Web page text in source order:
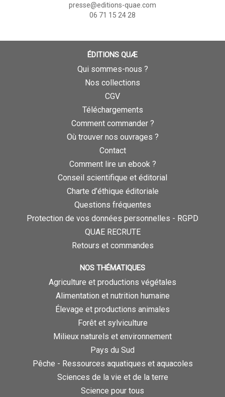
presse@editions-quae.com
06 71 15 24 28
ÉDITIONS QUÆ
Qui sommes-nous ?
Nos collections
CGV
Téléchargements
Comment commander ?
Où trouver nos ouvrages ?
Contact
Comment lire un ebook ?
Conseil scientifique et éditorial
Charte d’éthique éditoriale
Questions fréquentes
Protection de vos données personnelles - RGPD
QUAE RECRUTE
Retours et commandes
NOS THÉMATIQUES
Agriculture et productions végétales
Alimentation et nutrition humaine
Élevage et productions animales
Forêt et sylviculture
Milieux naturels et environnement
Pays du Sud
Pêche - Ressources aquatiques et aquacoles
Sciences de la vie et de la terre
Science pour tous